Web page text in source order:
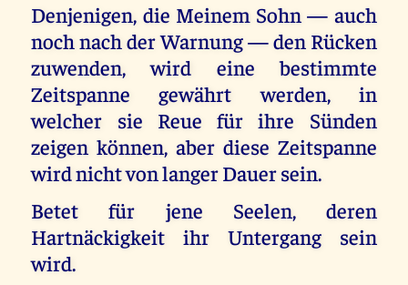
Denjenigen, die Meinem Sohn — auch
noch nach der Warnung — den Rücken
zuwenden, wird eine bestimmte
Zeitspanne gewährt werden, in
welcher sie Reue für ihre Sünden
zeigen können, aber diese Zeitspanne
wird nicht von langer Dauer sein.
Betet für jene Seelen, deren
Hartnäckigkeit ihr Untergang sein
wird.